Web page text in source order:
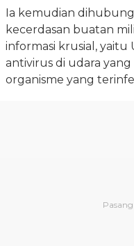
Ia kemudian
kecerdasan buatan
informasi krusial,
antivirus di udara
organisme yang